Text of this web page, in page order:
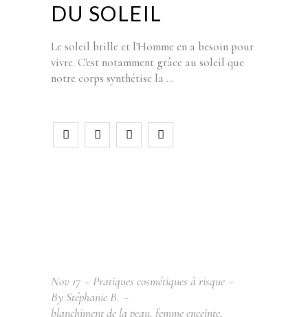
DU SOLEIL
Le soleil brille et l'Homme en a besoin pour
vivre. C'est notamment grâce au soleil que
notre corps synthétise la
Nov 17
Pratiques cosmétiques à risque
By Stéphanie B.
blanchiment de la peau, femme enceinte,